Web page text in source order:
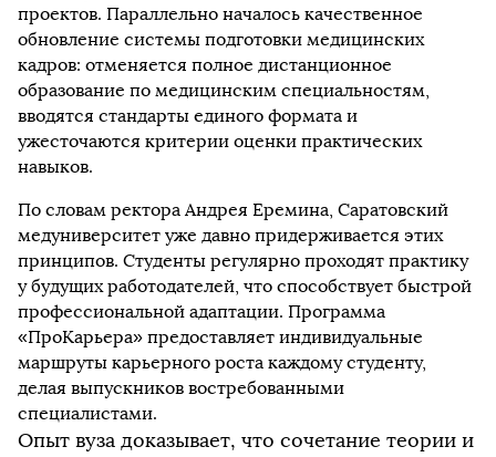
проектов. Параллельно началось качественное
обновление системы подготовки медицинских
кадров: отменяется полное дистанционное
образование по медицинским специальностям,
вводятся стандарты единого формата и
ужесточаются критерии оценки практических
навыков.
По словам ректора Андрея Еремина, Саратовский
медуниверситет уже давно придерживается этих
принципов. Студенты регулярно проходят практику
у будущих работодателей, что способствует быстрой
профессиональной адаптации. Программа
«ПроКарьера» предоставляет индивидуальные
маршруты карьерного роста каждому студенту,
делая выпускников востребованными
специалистами.
Опыт вуза доказывает, что сочетание теории и